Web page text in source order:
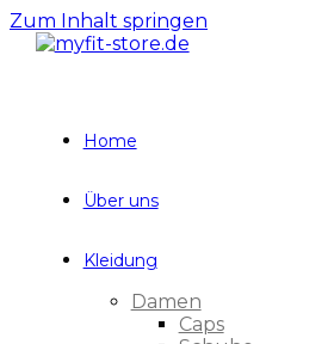
Zum Inhalt springen
Home
Über uns
Kleidung
Damen
Caps